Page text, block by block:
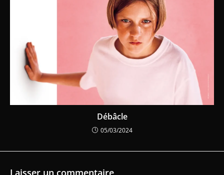
Débâcle
05/03/2024
Laisser un commentaire